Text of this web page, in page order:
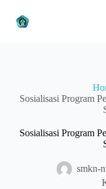
k
Sosialisasi Program
Sosialisasi Program
smkn-